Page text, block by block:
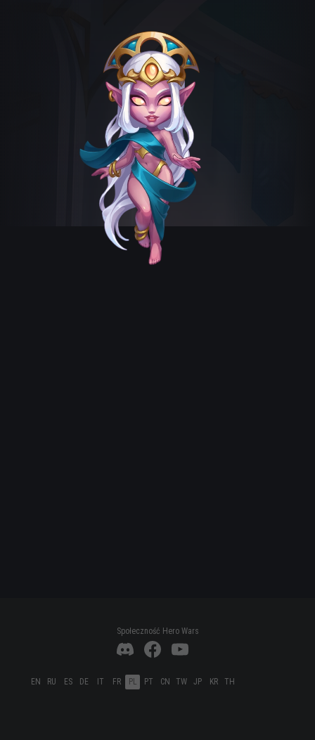
Społeczność Hero Wars
EN RU ES DE IT FR PL PT CN TW JP KR TH